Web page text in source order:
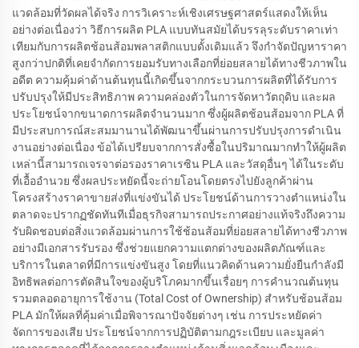
แวดล้อมที่วัดผลได้จริง การวิเคราะห์เชิงเศรษฐศาสตร์แสดงให้เห็น
อย่างต่อเนื่องว่า วิธีการผลิต PLA แบบทันสมัยได้บรรลุระดับราคาเท่า
เทียมกับการผลิตช้อนส้อมพลาสติกแบบดั้งเดิมแล้ว จึงกำจัดปัญหาราคา
สูงกว่าปกติที่เคยจำกัดการยอมรับทางเลือกที่ย่อยสลายได้ทางชีวภาพใน
อดีต ความคุ้มค่าด้านต้นทุนนี้เกิดขึ้นจากกระบวนการผลิตที่ได้รับการ
ปรับปรุงให้มีประสิทธิภาพ ความคล่องตัวในการจัดหาวัตถุดิบ และผล
ประโยชน์จากขนาดการผลิตจำนวนมาก ซึ่งผู้ผลิตช้อนส้อมจาก PLA ที่
มีประสบการณ์สะสมมานานได้พัฒนาขึ้นผ่านการปรับปรุงการดำเนิน
งานอย่างต่อเนื่อง ข้อได้เปรียบจากการสั่งซื้อในปริมาณมากทำให้ผู้ผลิต
เหล่านี้สามารถเจรจาต่อรองราคาเรซิน PLA และวัสดุอื่นๆ ได้ในระดับ
ที่เอื้ออำนวย ซึ่งผลประหยัดนี้จะถ่ายโอนโดยตรงไปยังลูกค้าผ่าน
โครงสร้างราคาขายส่งที่แข่งขันได้ ประโยชน์ด้านการวางตำแหน่งใน
ตลาดจะปรากฏชัดทันทีเมื่อธุรกิจสามารถประกาศอย่างแท้จริงถึงความ
รับผิดชอบต่อสิ่งแวดล้อมผ่านการใช้ช้อนส้อมที่ย่อยสลายได้ทางชีวภาพ
อย่างมีเอกสารรับรอง ซึ่งช่วยแยกความแตกต่างของผลิตภัณฑ์และ
บริการในตลาดที่มีการแข่งขันสูง โดยที่แนวคิดด้านความยั่งยืนกำลังมี
อิทธิพลต่อการตัดสินใจของผู้บริโภคมากขึ้นเรื่อยๆ การคำนวณต้นทุน
รวมตลอดอายุการใช้งาน (Total Cost of Ownership) สำหรับช้อนส้อม
PLA มักให้ผลที่คุ้มค่าเมื่อพิจารณาปัจจัยต่างๆ เช่น การประหยัดค่า
จัดการของเสีย ประโยชน์จากการปฏิบัติตามกฎระเบียบ และมูลค่า